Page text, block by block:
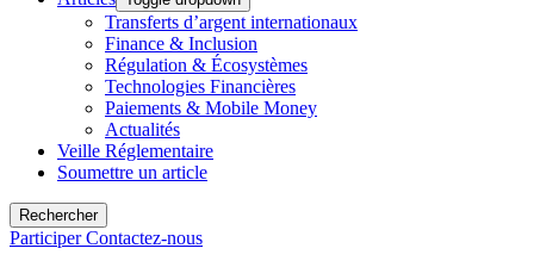
Transferts d’argent internationaux
Finance & Inclusion
Régulation & Écosystèmes
Technologies Financières
Paiements & Mobile Money
Actualités
Veille Réglementaire
Soumettre un article
Rechercher
ParticiperContactez-nous